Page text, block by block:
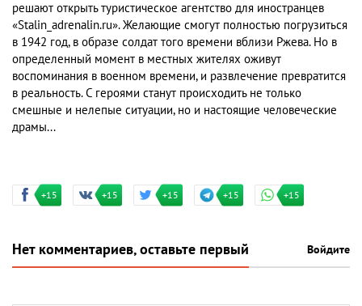
решают открыть туристическое агентство для иностранцев
«Stalin_adrenalin.ru». Желающие смогут полностью погрузиться
в 1942 год, в образе солдат того времени вблизи Ржева. Но в
определенный момент в местных жителях оживут
воспоминания в военном времени, и развлечение превратится
в реальность. С героями станут происходить не только
смешные и нелепые ситуации, но и настоящие человеческие
драмы...
+15 +15 +15 +15 +15
Нет комментариев, оставьте первый Войдите